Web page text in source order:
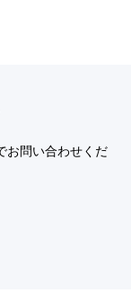
お問い合わせくだ